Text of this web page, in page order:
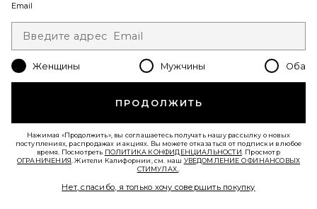
Change Country Regions
ru USD
ПОМОГИТЕ НАМ СТАТЬ ЛУЧШЕ!
Пройти краткий опрос о сегодняшнем визите. Вперед!
Email
Женщины Мужчины Оба
ПРОДОЛЖИТЬ
Нажимая «Продолжить», вы соглашаетесь получать нашу рассылку о новых
поступлениях, распродажах и акциях. Вы можете отказаться от подписки в любое
время. Посмотреть ПОЛИТИКА КОНФИДЕНЦИАЛЬНОСТИ . Просмотр
ОГРАНИЧЕНИЯ . Жители Калифорнии, см. наш УВЕДОМЛЕНИЕ О ФИНАНСОВЫХ
СТИМУЛАХ.
Нет, спасибо, я только хочу совершить покупку